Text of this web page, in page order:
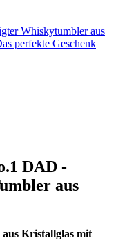
Whiskytumbler aus
perfekte Geschenk
DAD -
aus
Kristallglas mit